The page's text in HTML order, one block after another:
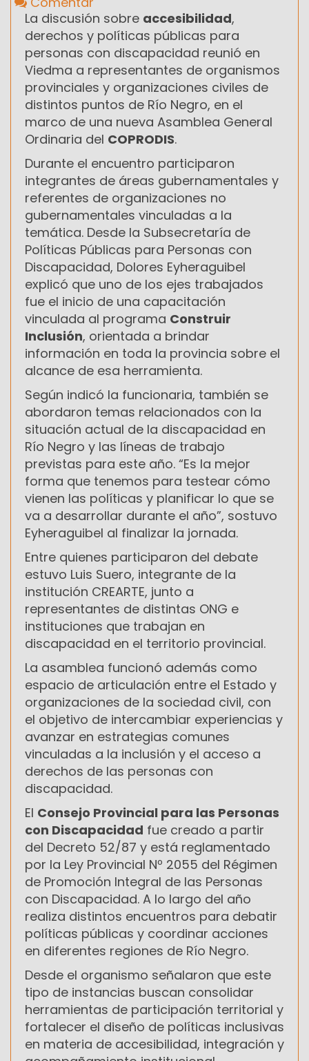
La discusión sobre accesibilidad,
derechos y políticas públicas para
personas con discapacidad reunió en
Viedma a representantes de organismos
provinciales y organizaciones civiles de
distintos puntos de Río Negro, en el
marco de una nueva Asamblea General
Ordinaria del COPRODIS.
Durante el encuentro participaron
integrantes de áreas gubernamentales y
referentes de organizaciones no
gubernamentales vinculadas a la
temática. Desde la Subsecretaría de
Políticas Públicas para Personas con
Discapacidad, Dolores Eyheraguibel
explicó que uno de los ejes trabajados
fue el inicio de una capacitación
vinculada al programa Construir
Inclusión, orientada a brindar
información en toda la provincia sobre el
alcance de esa herramienta.
Según indicó la funcionaria, también se
abordaron temas relacionados con la
situación actual de la discapacidad en
Río Negro y las líneas de trabajo
previstas para este año. “Es la mejor
forma que tenemos para testear cómo
vienen las políticas y planificar lo que se
va a desarrollar durante el año”, sostuvo
Eyheraguibel al finalizar la jornada.
Entre quienes participaron del debate
estuvo Luis Suero, integrante de la
institución CREARTE, junto a
representantes de distintas ONG e
instituciones que trabajan en
discapacidad en el territorio provincial.
La asamblea funcionó además como
espacio de articulación entre el Estado y
organizaciones de la sociedad civil, con
el objetivo de intercambiar experiencias y
avanzar en estrategias comunes
vinculadas a la inclusión y el acceso a
derechos de las personas con
discapacidad.
El Consejo Provincial para las Personas
con Discapacidad fue creado a partir
del Decreto 52/87 y está reglamentado
por la Ley Provincial Nº 2055 del Régimen
de Promoción Integral de las Personas
con Discapacidad. A lo largo del año
realiza distintos encuentros para debatir
políticas públicas y coordinar acciones
en diferentes regiones de Río Negro.
Desde el organismo señalaron que este
tipo de instancias buscan consolidar
herramientas de participación territorial y
fortalecer el diseño de políticas inclusivas
en materia de accesibilidad, integración y